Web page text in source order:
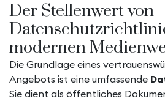
Der Stellenwert von
modernen
Die Grundlage eines
Angebots ist eine umfassende
Sie dient als öffentliches